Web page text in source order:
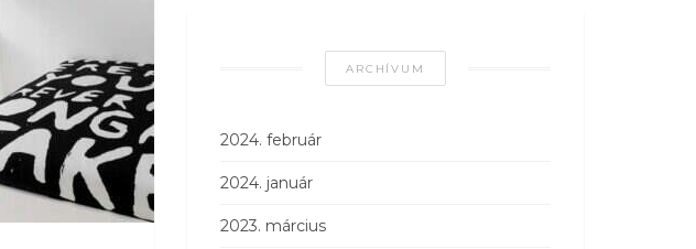
ARCHÍVUM
2024. február
2024. január
2023. március